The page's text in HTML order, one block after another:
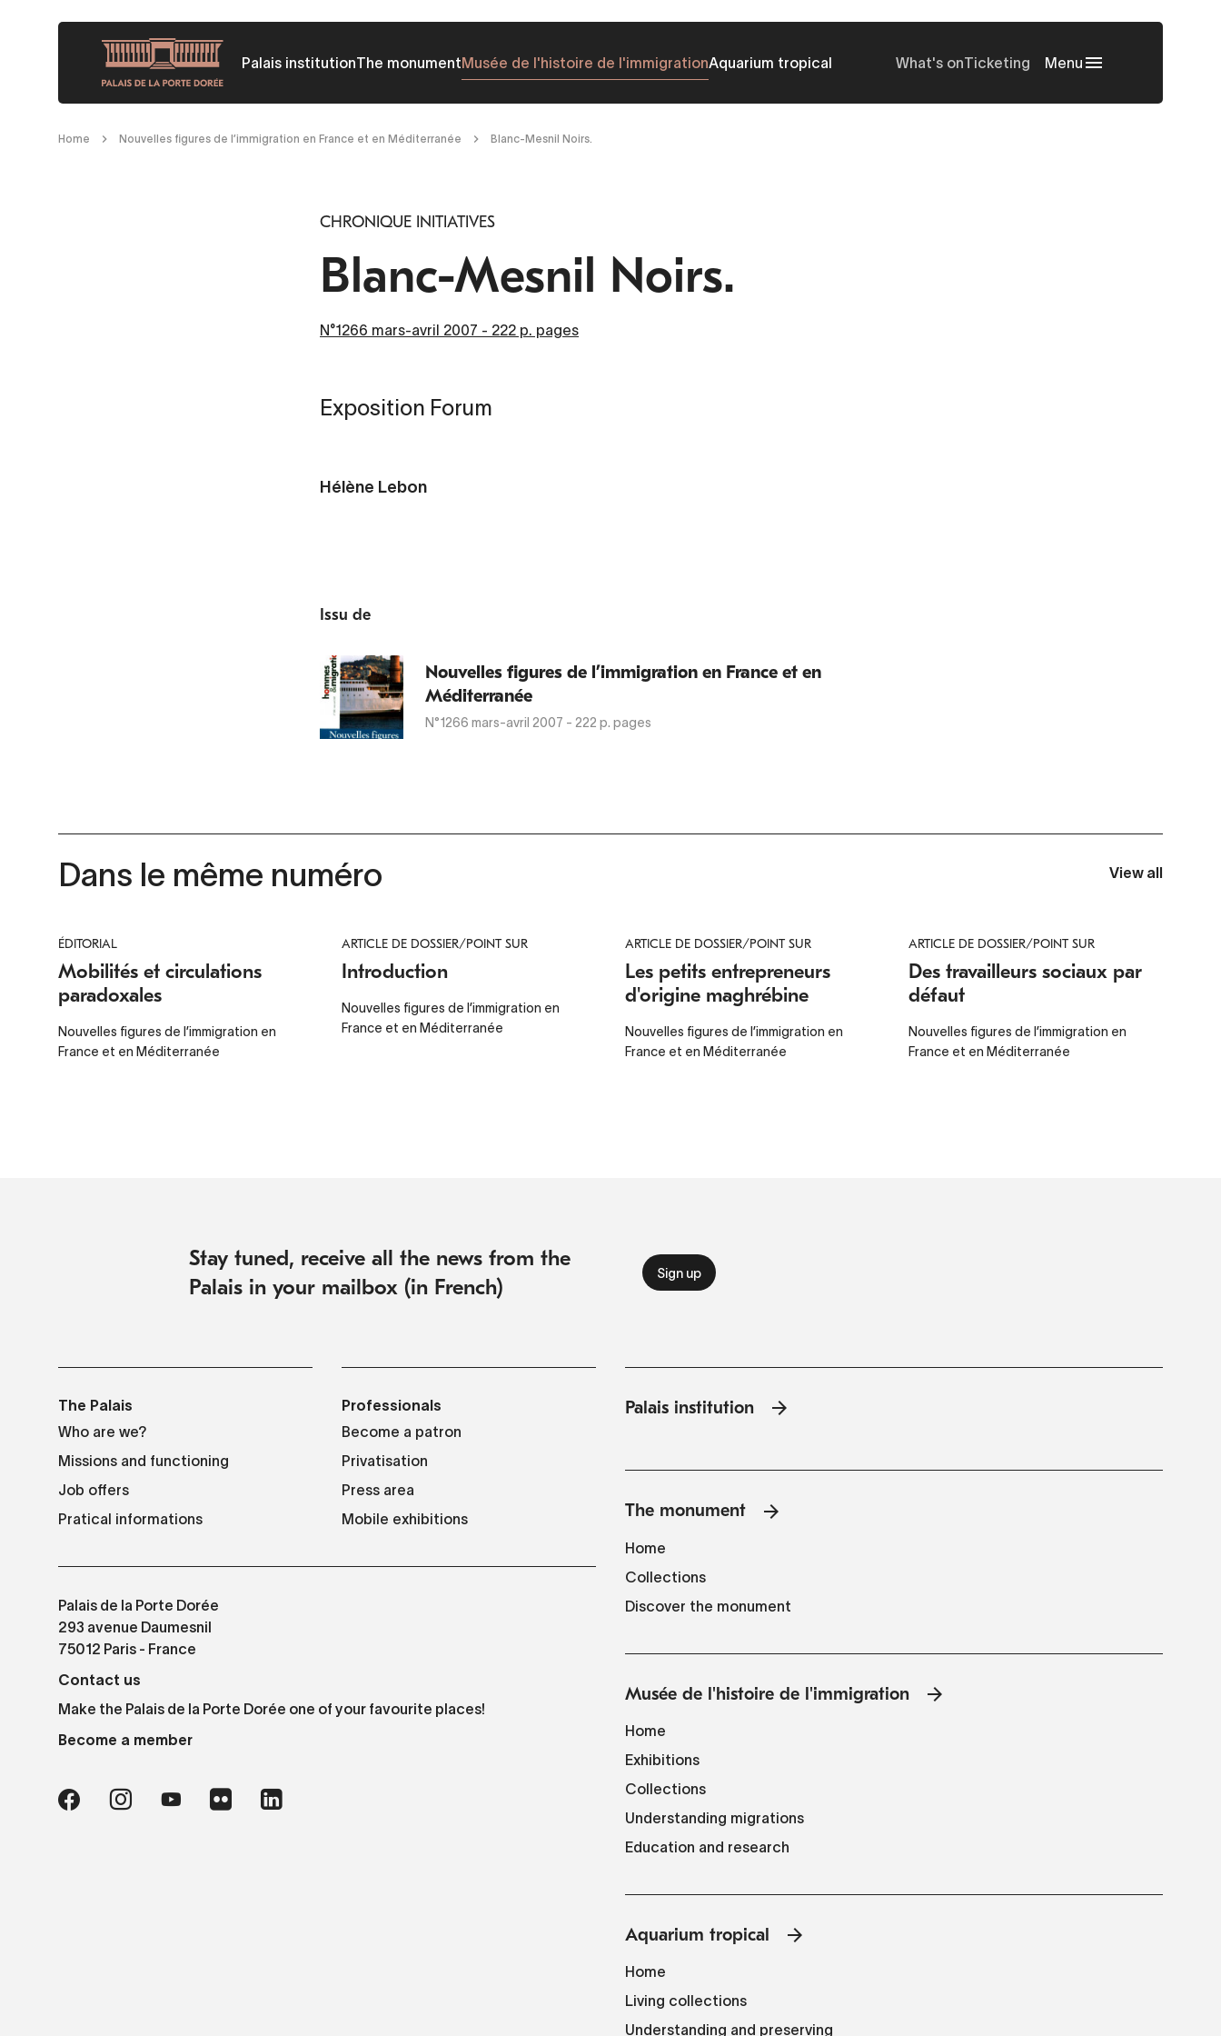
content
Palais institutionThe monumentMusée de l'histoire de l'immigrationAquarium tropical What's onTicketing Menu
Breadcrumb
Home Nouvelles figures de l’immigration en France et en Méditerranée Blanc-Mesnil Noirs.
CHRONIQUE INITIATIVES
Blanc-Mesnil Noirs.
N°1266 mars-avril 2007 - 222 p. pages
Exposition Forum
Hélène Lebon
Issu de
Nouvelles figures de l’immigration en France et en
Méditerranée
N°1266 mars-avril 2007 - 222 p. pages
Dans le même numéro View all
ÉDITORIAL
Mobilités et circulations
paradoxales
Nouvelles figures de l’immigration en
France et en Méditerranée
ARTICLE DE DOSSIER/POINT SUR
Introduction
Nouvelles figures de l’immigration en
France et en Méditerranée
ARTICLE DE DOSSIER/POINT SUR
Les petits entrepreneurs
d'origine maghrébine
Nouvelles figures de l’immigration en
France et en Méditerranée
ARTICLE DE DOSSIER/POINT SUR
Des travailleurs sociaux par
défaut
Nouvelles figures de l’immigration en
France et en Méditerranée
Stay tuned, receive all the news from the
Palais in your mailbox (in French)
The Palais
Who are we?
Missions and functioning
Job offers
Pratical informations
Professionals
Become a patron
Privatisation
Press area
Mobile exhibitions
Palais de la Porte Dorée
293 avenue Daumesnil
75012 Paris - France
Contact us
Make the Palais de la Porte Dorée one of your favourite places!
Become a member
Palais institution
The monument
Home
Collections
Discover the monument
Musée de l'histoire de l'immigration
Home
Exhibitions
Collections
Understanding migrations
Education and research
Aquarium tropical
Home
Living collections
Understanding and preserving